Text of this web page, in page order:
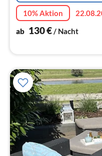
10% Aktion
ab 130€/ Nacht